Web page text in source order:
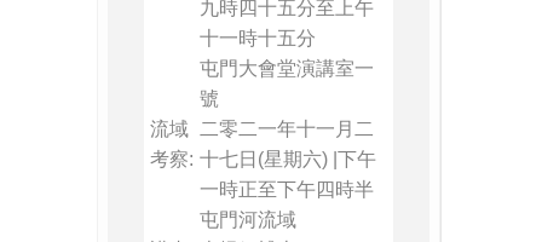
九時四十五分至上午
十一時十五分
屯門大會堂演講室一
號
流域
考察:
二零二一年十一月二
十七日(星期六) |下午
一時正至下午四時半
屯門河流域